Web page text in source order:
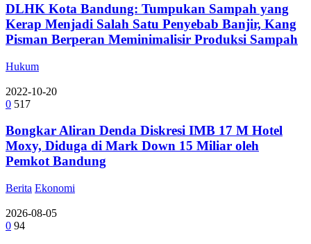
DLHK Kota Bandung: Tumpukan Sampah yang
Kerap Menjadi Salah Satu Penyebab Banjir, Kang
Pisman Berperan Meminimalisir Produksi Sampah
Hukum
2022-10-20
0 517
Bongkar Aliran Denda Diskresi IMB 17 M Hotel
Moxy, Diduga di Mark Down 15 Miliar oleh
Pemkot Bandung
Berita Ekonomi
2026-08-05
0 94